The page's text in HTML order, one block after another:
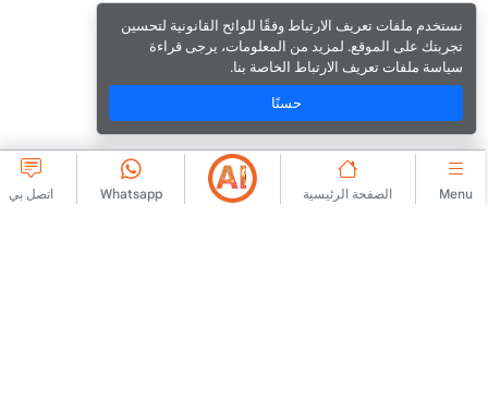
Menu الصفحة الرئيسية Whatsapp اتصل بي
نستخدم ملفات تعريف الارتباط وفقًا للوائح القانونية لتحسين
تجربتك على الموقع. لمزيد من المعلومات، يرجى قراءة
سياسة ملفات تعريف الارتباط الخاصة بنا.
حسنًا